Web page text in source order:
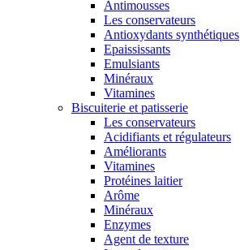
Antimousses
Les conservateurs
Antioxydants synthétiques
Epaississants
Emulsiants
Minéraux
Vitamines
Biscuiterie et patisserie
Les conservateurs
Acidifiants et régulateurs
Améliorants
Vitamines
Protéines laitier
Arôme
Minéraux
Enzymes
Agent de texture